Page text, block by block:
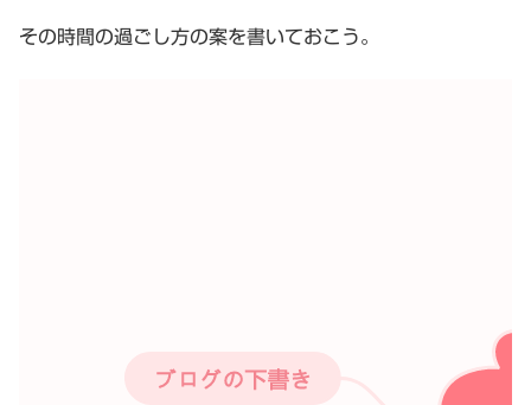
その時間の過ごし方の案を書いておこう。